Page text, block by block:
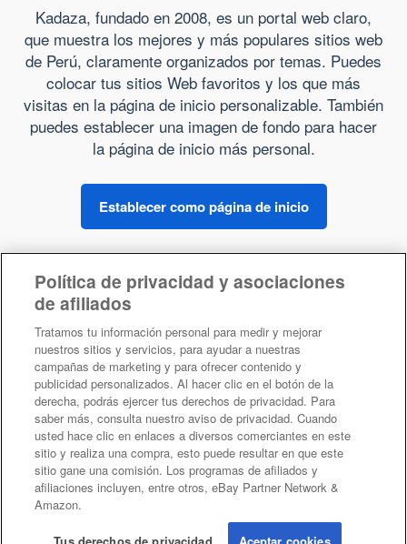
Kadaza, fundado en 2008, es un portal web claro,
que muestra los mejores y más populares sitios web
de Perú, claramente organizados por temas. Puedes
colocar tus sitios Web favoritos y los que más
visitas en la página de inicio personalizable. También
puedes establecer una imagen de fondo para hacer
la página de inicio más personal.
Establecer como página de inicio
Tus derechos de privacidad
©2026 Kadaza -Privacidad-Condiciones
Política de privacidad y asociaciones
de afiliados
Tratamos tu información personal para medir y mejorar
nuestros sitios y servicios, para ayudar a nuestras
campañas de marketing y para ofrecer contenido y
publicidad personalizados. Al hacer clic en el botón de la
derecha, podrás ejercer tus derechos de privacidad. Para
saber más, consulta nuestro aviso de privacidad. Cuando
usted hace clic en enlaces a diversos comerciantes en este
sitio y realiza una compra, esto puede resultar en que este
sitio gane una comisión. Los programas de afiliados y
afiliaciones incluyen, entre otros, eBay Partner Network &
Amazon.